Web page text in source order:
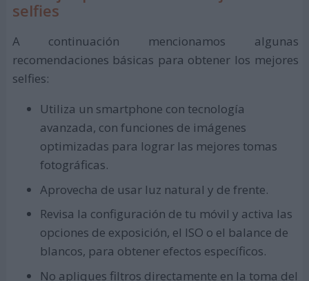
selfies
A continuación mencionamos algunas
recomendaciones básicas para obtener los mejores
selfies:
Utiliza un smartphone con tecnología
avanzada, con funciones de imágenes
optimizadas para lograr las mejores tomas
fotográficas.
Aprovecha de usar luz natural y de frente.
Revisa la configuración de tu móvil y activa las
opciones de exposición, el ISO o el balance de
blancos, para obtener efectos específicos.
No apliques filtros directamente en la toma del